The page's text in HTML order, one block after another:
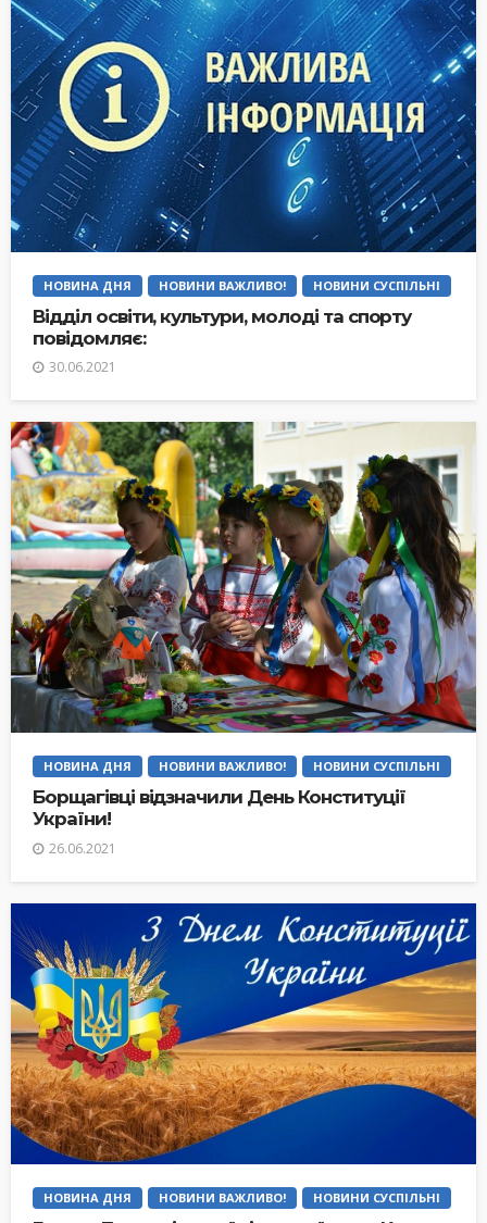
НОВИНА ДНЯ НОВИНИ ВАЖЛИВО! НОВИНИ СУСПІЛЬНІ
Відділ освіти, культури, молоді та спорту
повідомляє:
30.06.2021
НОВИНА ДНЯ НОВИНИ ВАЖЛИВО! НОВИНИ СУСПІЛЬНІ
Борщагівці відзначили День Конституції
України!
26.06.2021
НОВИНА ДНЯ НОВИНИ ВАЖЛИВО! НОВИНИ СУСПІЛЬНІ